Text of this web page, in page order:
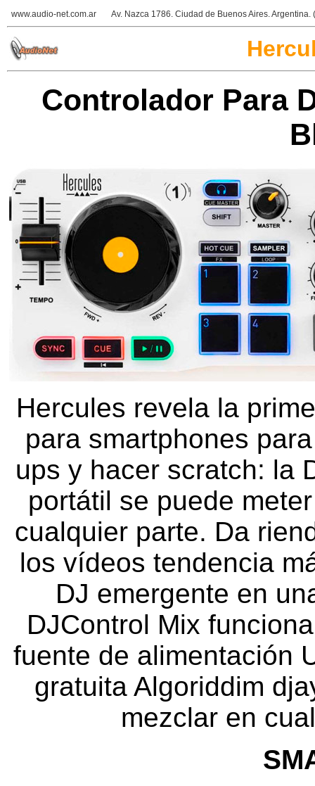
www.audio-net.com.ar Av. Nazca 1786. Ciudad de Buenos Aires. Argentina.
Controlador Para
Hercules revela la
para smartphones
ups y hacer scratch: la
portátil se puede
cualquier parte. Da
los vídeos tendencia
DJ emergente en
DJControl Mix
fuente de alimentación
gratuita Algoriddim
mezclar en